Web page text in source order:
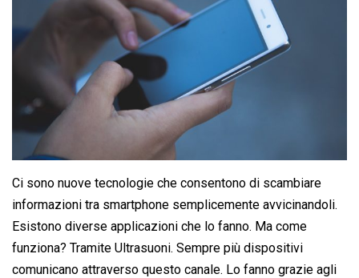
Ci sono nuove tecnologie che consentono di scambiare
informazioni tra smartphone semplicemente avvicinandoli.
Esistono diverse applicazioni che lo fanno. Ma come
funziona? Tramite Ultrasuoni. Sempre più dispositivi
comunicano attraverso questo canale. Lo fanno grazie agli